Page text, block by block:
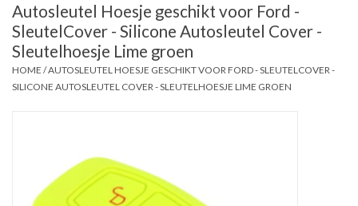
Accessoires
Veelgestelde vragen
Autosleutel Hoesje geschikt voor Ford -
SleutelCover - Silicone Autosleutel Cover -
Sleutelhoesje Lime groen
HOME /AUTOSLEUTEL HOESJE GESCHIKT VOOR FORD - SLEUTELCOVER -
SILICONE AUTOSLEUTEL COVER - SLEUTELHOESJE LIME GROEN